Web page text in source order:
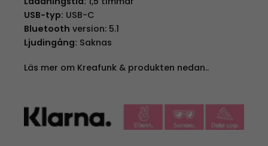
USB-typ: USB-C
Bluetooth version: 5.1
Ljudingång: Saknas
Läs mer om Kreafunk & produkten nedan..